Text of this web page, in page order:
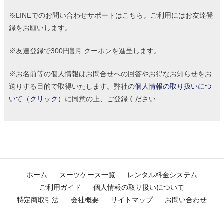
※LINEでのお問い合わせサポートはこちら。ご利用にはお友達登
録をお願いします。
※友達登録で300円割引クーポンを進呈します。
※お名前等の個人情報はお問合せへの回答やお得なお知らせをお
送りする目的で取得いたします。弊社の個人情報の取り扱いにつ
いて（クリック） に同意の上、ご登録ください
ホーム スーツケース一覧
レンタル料金システム
ご利用ガイド
個人情報の取り扱いについて
特定商取引法
会社概要 サイトマップ お問い合わせ